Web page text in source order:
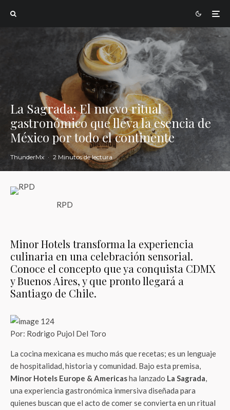
La Sagrada: El nuevo ritual
gastronómico que lleva la esencia de
México por todo el continente
ThunderMx · 2 Minutos de lectura
RPD
Minor Hotels transforma la experiencia
culinaria en una celebración sensorial.
Conoce el concepto que ya conquista CDMX
y Buenos Aires, y que pronto llegará a
Santiago de Chile.
Por: Rodrigo Pujol Del Toro
La cocina mexicana es mucho más que recetas; es un lenguaje
de hospitalidad, historia y comunidad. Bajo esta premisa,
Minor Hotels Europe & Americasha lanzado La Sagrada,
una experiencia gastronómica inmersiva diseñada para
quienes buscan que el acto de comer se convierta en un ritual